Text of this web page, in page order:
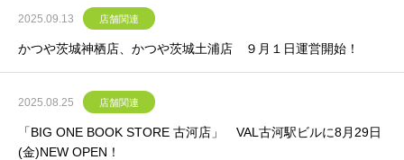
2025.09.13 店舗関連
かつや茨城神栖店、かつや茨城土浦店 ９月１日運営開始！
2025.08.25 店舗関連
「BIG ONE BOOK STORE 古河店」 VAL古河駅ビルに8月29日
(金)NEW OPEN！